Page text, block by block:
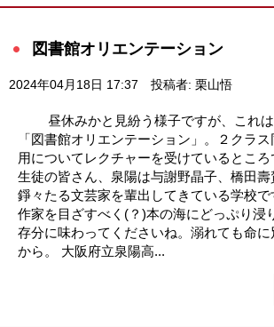
図書館オリエンテーション
2024年04月18日 17:37 投稿者: 栗山悟
昼休みかと見紛う様子ですが、これは
「図書館オリエンテーション」。２クラ
用についてレクチャーを受けているとこ
生徒の皆さん、泉陽は与謝野晶子、橋田壽
錚々たる文芸家を輩出してきている学校で
作家を目ざすべく(？)本の海にどっぷり浸
存分に味わってくださいね。溺れても命
から。 大阪府立泉陽高...